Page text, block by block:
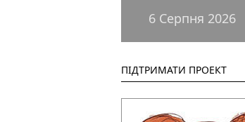
6 Серпня 2026
ПІДТРИМАТИ ПРОЕКТ